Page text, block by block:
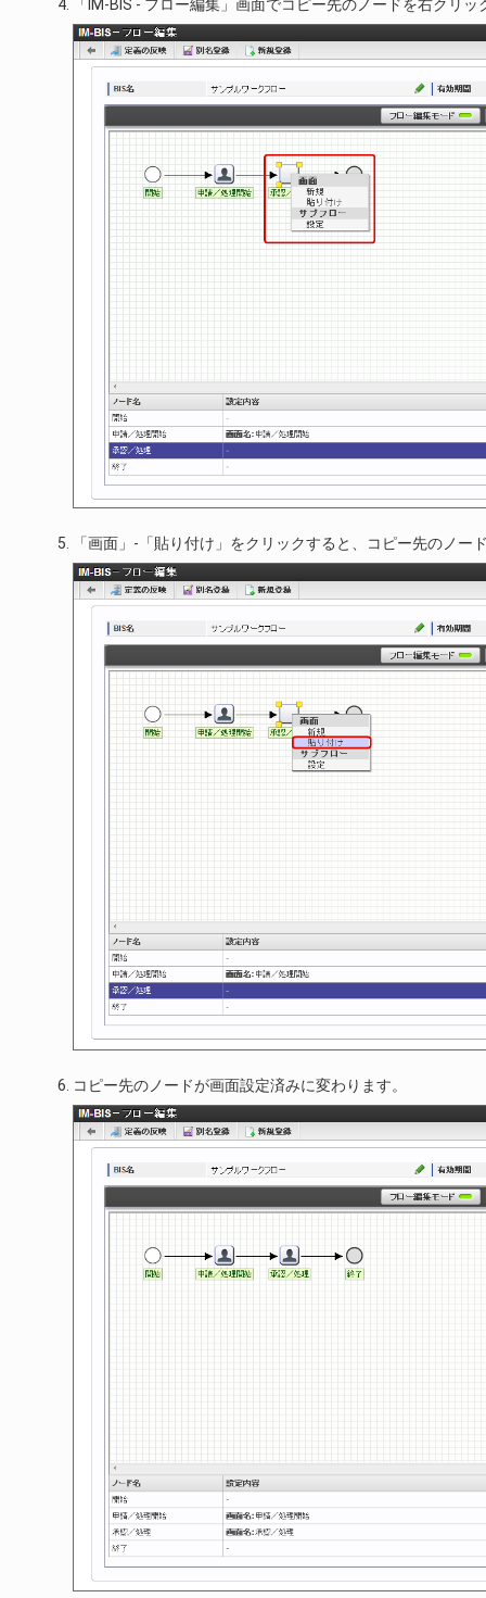
「IM-BIS - フロー編集」画面でコピー先のノードを右クリッ
「画面」-「貼り付け」をクリックすると、コピー先のノー
コピー先のノードが画面設定済みに変わります。